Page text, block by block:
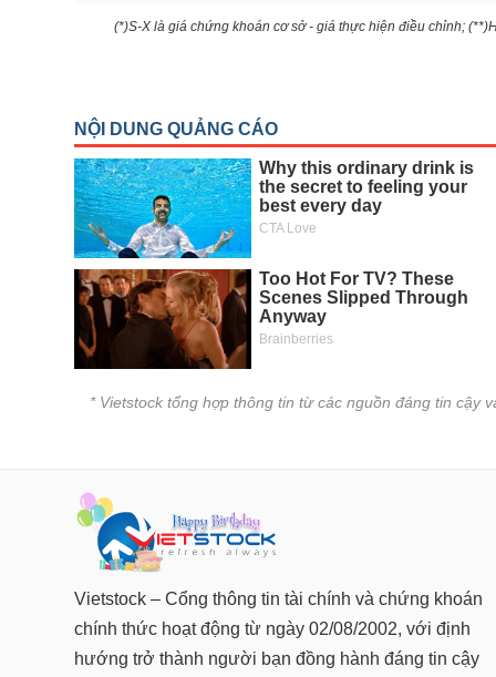
(*)S-X là giá chứng khoán cơ sở - giá thực hiện điều chỉnh;
* Vietstock tổng hợp thông tin từ các nguồn đáng tin cậy
Vietstock – Cổng thông tin tài chính và chứng khoán
chính thức hoạt động từ ngày 02/08/2002, với định
hướng trở thành người bạn đồng hành đáng tin cậy